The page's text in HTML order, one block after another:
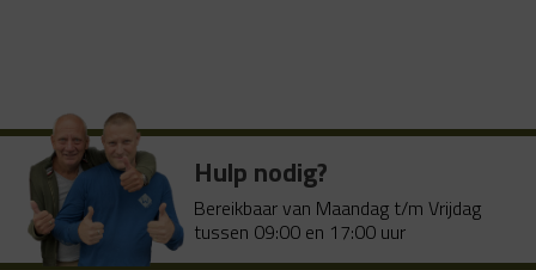
Hulp nodig?
Bereikbaar van Maandag t/m Vrijdag
tussen 09:00 en 17:00 uur